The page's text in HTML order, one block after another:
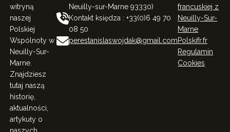
witryną
naszej
Polskiej
Wspólnoty w
Neuilly-Sur-
Marne.
Znajdziesz
tutaj naszą
historię,
aktualności,
artykuły o
Neuilly-sur-Marne 93330)
Kontakt księdza : +33(0)6 49 70
08 50
perestanislaswojdak@gmail.com
francuskiej z
Neuilly-Sur-
Marne
Polskifr.fr
Regulamin
Cookies